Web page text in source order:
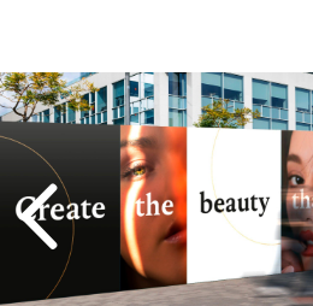
Previous